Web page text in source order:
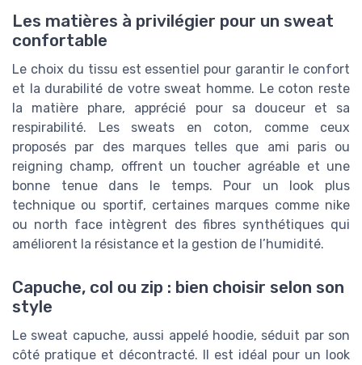
Les matières à privilégier pour un sweat
confortable
Le choix du tissu est essentiel pour garantir le confort
et la durabilité de votre sweat homme. Le coton reste
la matière phare, apprécié pour sa douceur et sa
respirabilité. Les sweats en coton, comme ceux
proposés par des marques telles que ami paris ou
reigning champ, offrent un toucher agréable et une
bonne tenue dans le temps. Pour un look plus
technique ou sportif, certaines marques comme nike
ou north face intègrent des fibres synthétiques qui
améliorent la résistance et la gestion de l’humidité.
Capuche, col ou zip : bien choisir selon son
style
Le sweat capuche, aussi appelé hoodie, séduit par son
côté pratique et décontracté. Il est idéal pour un look